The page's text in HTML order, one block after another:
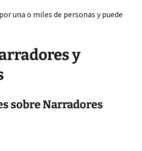
una o miles de personas y puede
y
sobre Narradores